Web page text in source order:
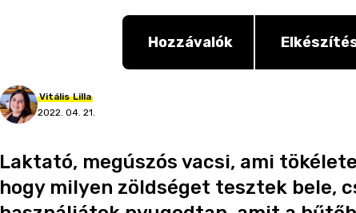
Hozzávalók
Vitális Lilla
2022. 04. 21.
Laktató, megúszós vacsi, ami
hogy milyen zöldséget tesztek bele,